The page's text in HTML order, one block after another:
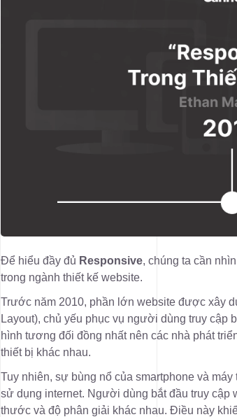
Để hiểu đầy đủ Responsive, chúng ta cần
trong ngành thiết kế website.
Trước năm 2010, phần lớn website được xây
Layout), chủ yếu phục vụ người dùng truy cập
hình tương đối đồng nhất nên các nhà phát
thiết bị khác nhau.
Tuy nhiên, sự bùng nổ của smartphone và
sử dụng internet. Người dùng bắt đầu truy cập
thước và độ phân giải khác nhau. Điều này